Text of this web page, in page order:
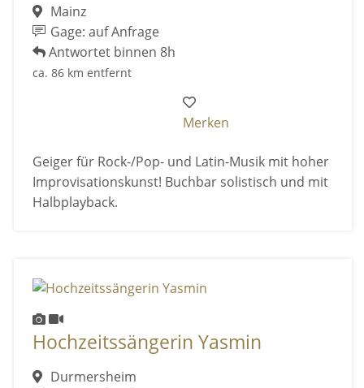
Mainz
Gage: auf Anfrage
Antwortet binnen 8h
ca. 86 km entfernt
Merken
Geiger für Rock-/Pop- und Latin-Musik mit hoher
Improvisationskunst! Buchbar solistisch und mit
Halbplayback.
Hochzeitssängerin Yasmin
Durmersheim